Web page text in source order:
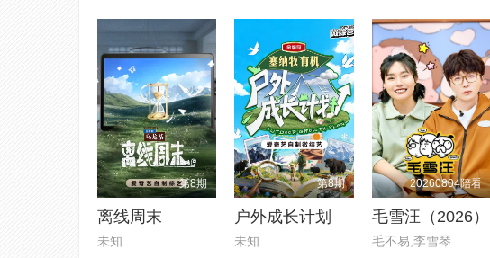
第8期
离线周末
未知
第8期
户外成长计划
未知
20260804陪看
毛雪汪（2026）
毛不易,李雪琴